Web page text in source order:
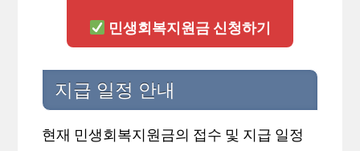
민생회복지원금 신청하기
지급 일정 안내
현재 민생회복지원금의 접수 및 지급 일정